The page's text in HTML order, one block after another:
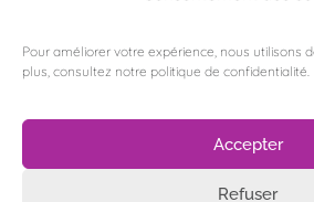
Pour améliorer votre expérience, nous utilisons
plus, consultez notre politique de confidentialité.
Accepter
Refuser
93290 Tremblay-en-